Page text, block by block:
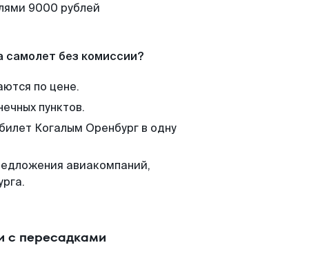
9000 рублей
самолет без комиссии?
по цене.
пунктов.
Когалым Оренбург в одну
авиакомпаний,
с пересадками